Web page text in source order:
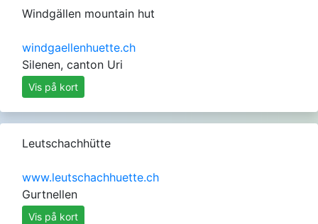
Windgällen mountain hut
windgaellenhuette.ch
Silenen, canton Uri
Vis på kort
Leutschachhütte
www.leutschachhuette.ch
Gurtnellen
Vis på kort